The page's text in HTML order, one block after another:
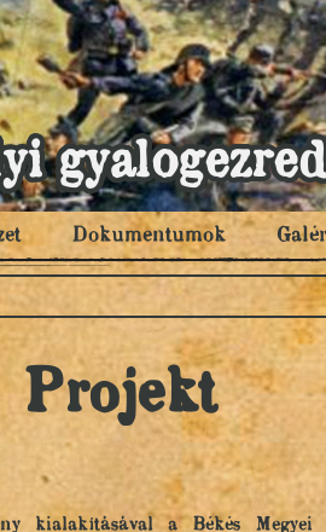
Dokumentumok
Projekt
kialakításával a Békés Megyei